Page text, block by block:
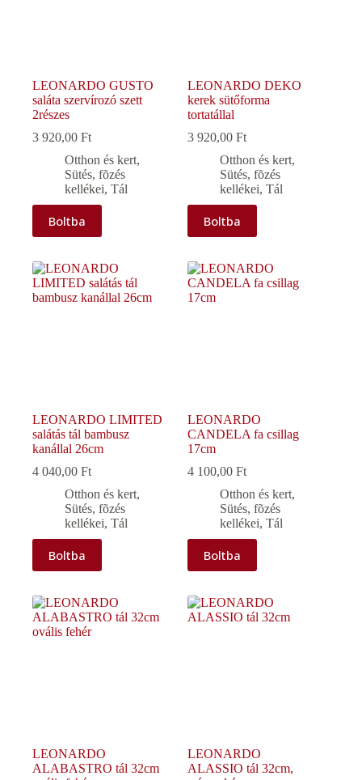
LEONARDO GUSTO
saláta szervírozó szett
2részes
3 920,00 Ft
Otthon és kert,
Sütés, fõzés
kellékei, Tál
Boltba
LEONARDO DEKO
kerek sütőforma
tortatállal
3 920,00Ft
Otthon és kert,
Sütés, fõzés
kellékei,Tál
Boltba
LEONARDO LIMITED
salátás tál bambusz
kanállal 26cm
4 040,00 Ft
Otthon és kert,
Sütés, fõzés
kellékei, Tál
Boltba
LEONARDO
CANDELA fa csillag
17cm
4 100,00Ft
Otthon és kert,
Sütés, fõzés
kellékei,Tál
Boltba
LEONARDO
ALABASTRO tál 32cm
LEONARDO
ALASSIO tál 32cm,